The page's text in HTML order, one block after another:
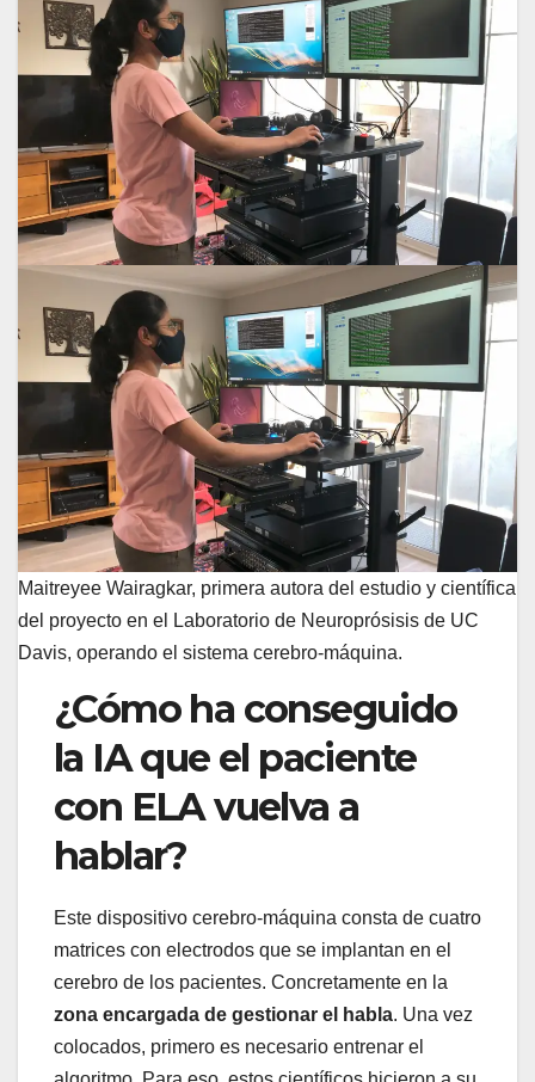
Maitreyee Wairagkar, primera autora del estudio y científica
del proyecto en el Laboratorio de Neuroprósisis de UC
Davis, operando el sistema cerebro-máquina.
¿Cómo ha conseguido
la IA que el paciente
con ELA vuelva a
hablar?
Este dispositivo cerebro-máquina consta de cuatro
matrices con electrodos que se implantan en el
cerebro de los pacientes. Concretamente en la
zona encargada de gestionar el habla. Una vez
colocados, primero es necesario entrenar el